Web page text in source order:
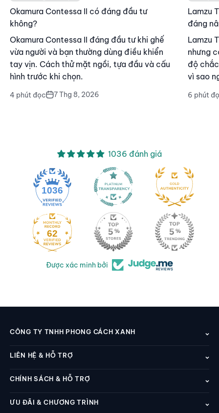
Okamura Contessa II có đáng đầu tư
không?
Okamura Contessa II đáng đầu tư khi ghế
vừa người và bạn thường dùng điều khiển
tay vịn. Cách thử mặt ngồi, tựa đầu và cấu
hình trước khi chọn.
4 phút đọc 7 Thg 8, 2026
Lamzu
đáng
Lamzu
nhưng
độ
vì sao
6 phút
1036 đánh giá
1036
62
Được xác minh bởi
CÔNG TY TNHH PHONG CÁCH XANH
LIÊN HỆ & HỖ TRỢ
CHÍNH SÁCH & HỖ TRỢ
ƯU ĐÃI & CHƯƠNG TRÌNH